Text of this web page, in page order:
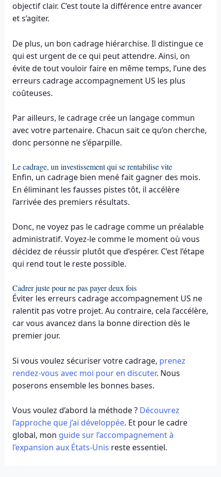
objectif clair. C’est toute la différence entre avancer
et s’agiter.
De plus, un bon cadrage hiérarchise. Il distingue ce
qui est urgent de ce qui peut attendre. Ainsi, on
évite de tout vouloir faire en même temps, l’une des
erreurs cadrage accompagnement US les plus
coûteuses.
Par ailleurs, le cadrage crée un langage commun
avec votre partenaire. Chacun sait ce qu’on cherche,
donc personne ne s’éparpille.
Le cadrage, un investissement qui se rentabilise vite
Enfin, un cadrage bien mené fait gagner des mois.
En éliminant les fausses pistes tôt, il accélère
l’arrivée des premiers résultats.
Donc, ne voyez pas le cadrage comme un préalable
administratif. Voyez-le comme le moment où vous
décidez de réussir plutôt que d’espérer. C’est l’étape
qui rend tout le reste possible.
Cadrer juste pour ne pas payer deux fois
Éviter les erreurs cadrage accompagnement US ne
ralentit pas votre projet. Au contraire, cela l’accélère,
car vous avancez dans la bonne direction dès le
premier jour.
Si vous voulez sécuriser votre cadrage, prenez
rendez-vous avec moi pour en discuter. Nous
poserons ensemble les bonnes bases.
Vous voulez d’abord la méthode ? Découvrez
l’approche que j’ai développée. Et pour le cadre
global, mon guide sur l’accompagnement à
l’expansion aux États-Unis reste essentiel.